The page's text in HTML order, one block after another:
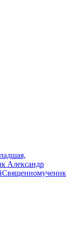
Александр
Священномученик